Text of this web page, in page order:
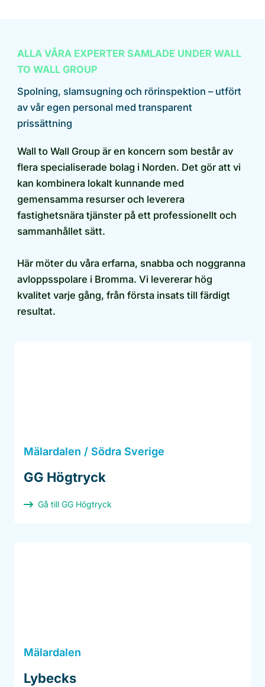
ALLA VÅRA EXPERTER SAMLADE UNDER WALL
TO WALL GROUP
Spolning, slamsugning och rörinspektion – utfört
av vår egen personal med transparent
prissättning
Wall to Wall Group är en koncern som består av
flera specialiserade bolag i Norden. Det gör att vi
kan kombinera lokalt kunnande med
gemensamma resurser och leverera
fastighetsnära tjänster på ett professionellt och
sammanhållet sätt.
Här möter du våra erfarna, snabba och noggranna
avloppsspolare i Bromma. Vi levererar hög
kvalitet varje gång, från första insats till färdigt
resultat.
Mälardalen / Södra Sverige
GG Högtryck
Gå till GG Högtryck
Mälardalen
Lybecks